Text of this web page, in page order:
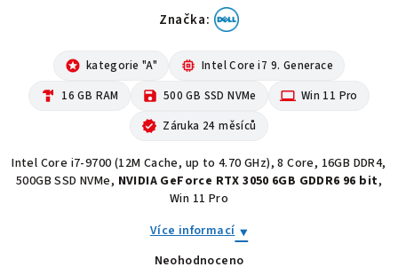
Značka:
stars kategorie "A" memory Intel Core i7 9. Generace
hardware 16 GB RAM save 500 GB SSD NVMe computer Win 11 Pro
verified Záruka 24 měsíců
Intel Core i7-9700 (12M Cache, up to 4.70 GHz), 8 Core, 16GB DDR4,
500GB SSD NVMe, NVIDIA GeForce RTX 3050 6GB GDDR6 96 bit,
Win 11 Pro
Více informací
Průměrné
Neohodnoceno